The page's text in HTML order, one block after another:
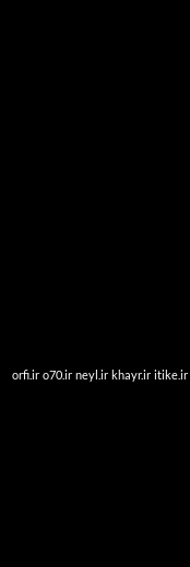
itike.ir
khayr.ir
neyl.ir
o70.ir
orfi.ir